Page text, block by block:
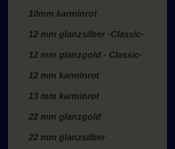
10mm karminrot
12 mm glanzsilber -Classic-
12 mm glanzgold - Classic-
12 mm karminrot
13 mm karminrot
22 mm glanzgold
22 mm glanzsilber